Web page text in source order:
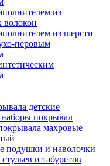
из
волокон
из шерсти
перовым
детские
покрывал
махровые
подушки и наволочки
и табуретов